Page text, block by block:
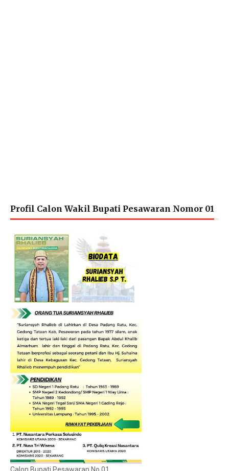
Profil Calon Wakil Bupati Pesawaran Nomor 01